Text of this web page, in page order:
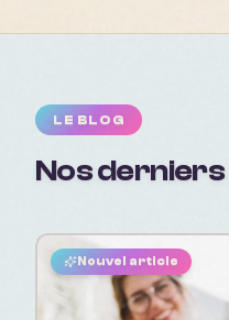
LE BLOG
Nos
Nouvel article